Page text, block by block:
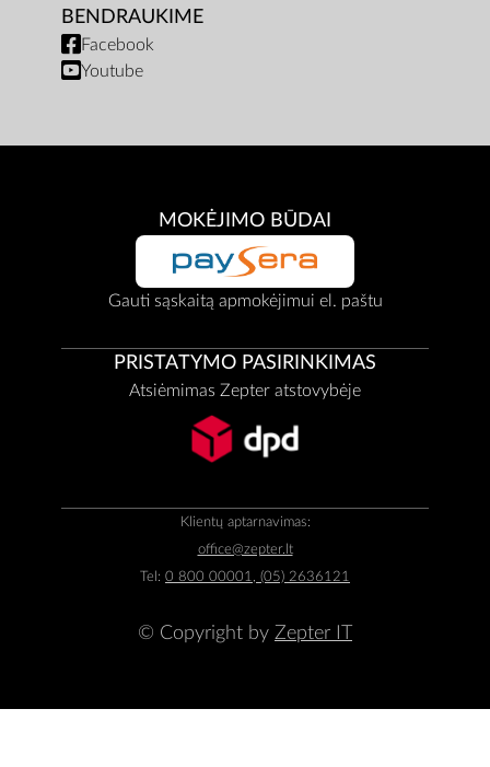
BENDRAUKIME
Facebook
Youtube
MOKĖJIMO BŪDAI
Gauti sąskaitą apmokėjimui el. paštu
PRISTATYMO PASIRINKIMAS
Atsiėmimas Zepter atstovybėje
Klientų aptarnavimas:
office@zepter.lt
Tel: 0 800 00001, (05) 2636121
© Copyright by Zepter IT